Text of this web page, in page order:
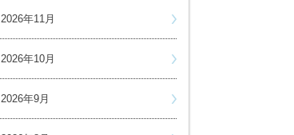
2026年11月
2026年10月
2026年9月